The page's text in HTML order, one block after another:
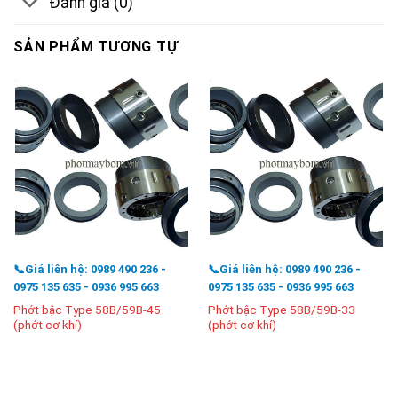
SẢN PHẨM TƯƠNG TỰ
📞Giá liên hệ: 0989 490 236 -
0975 135 635 - 0936 995 663
Phớt bậc Type 58B/59B-45
(phớt cơ khí)
📞Giá liên hệ: 0989 490 236 -
0975 135 635 - 0936 995 663
Phớt bậc Type 58B/59B-33
(phớt cơ khí)